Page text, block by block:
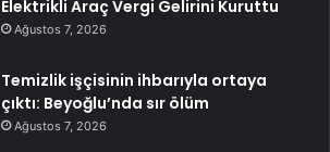
Elektrikli Araç Vergi Gelirini Kuruttu
Ağustos 7, 2026
Temizlik işçisinin ihbarıyla ortaya
çıktı: Beyoğlu’nda sır ölüm
Ağustos 7, 2026